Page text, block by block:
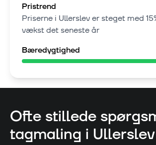
Pristrend
Priserne i Ullerslever steget med
vækstdet seneste år
Bæredygtighed
Ofte stillede
tagmaling i Ullerslev